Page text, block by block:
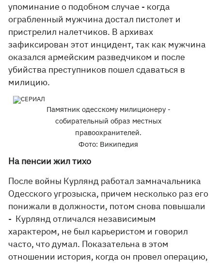
упоминание о подобном случае - когда
ограбленный мужчина достал пистолет и
пристрелил налетчиков. В архивах
зафиксирован этот инцидент, так как мужчина
оказался армейским разведчиком и после
убийства преступников пошел сдаваться в
милицию.
Памятник одесскому милиционеру -
собирательный образ местных
правоохранителей.
Фото: Википедия
На пенсии жил тихо
После войны Курлянд работал замначальника
Одесского угрозыска, причем несколько раз его
понижали в должности, потом снова повышали
- Курлянд отличался независимым
характером, не был карьеристом и говорил
часто, что думал. Показательна в этом
отношении история, когда он провел операцию,